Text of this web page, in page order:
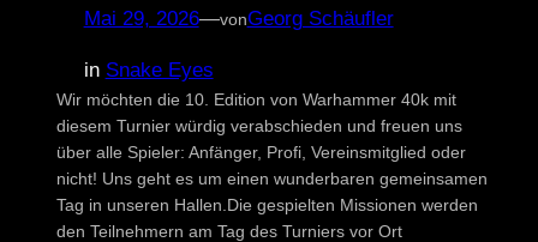
Mai 29, 2026—vonGeorg Schäufler
in Snake Eyes
Wir möchten die 10. Edition von Warhammer 40k mit
diesem Turnier würdig verabschieden und freuen uns
über alle Spieler: Anfänger, Profi, Vereinsmitglied oder
nicht! Uns geht es um einen wunderbaren gemeinsamen
Tag in unseren Hallen.Die gespielten Missionen werden
den Teilnehmern am Tag des Turniers vor Ort